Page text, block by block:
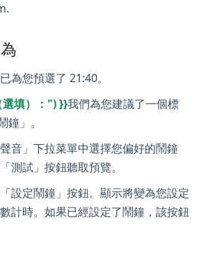
為您預選了 21:40。
填）：") }}我們為您建議了一個標
」。
音」下拉菜單中選擇您偏好的鬧鐘
測試」按鈕聽取預覽。
設定鬧鐘」按鈕。顯示將變為您設定
計時。如果已經設定了鬧鐘，該按鈕